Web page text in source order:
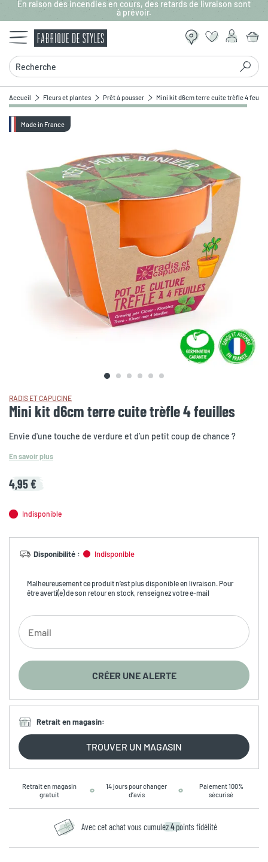
Aller au contenu principal
En raison des incendies en cours, des retards de livraison sont
à prévoir.
Recherche
Accueil Fleurs et plantes Prêt à pousser Mini kit d6cm terre cuite trèfle 4
Made in France
Zoomer sur l'image
RADIS ET CAPUCINE
Mini kit d6cm terre cuite trèfle 4 feuilles
Envie d'une touche de verdure et d’un petit coup de chance ?
En savoir plus
4,95 €
Indisponible
Disponibilité : Indisponible
Malheureusement ce produit n’est plus disponible en livraison. Pour
être averti(e) de son retour en stock, renseignez votre e-mail
CRÉER UNE ALERTE
Retrait en magasin:
TROUVER UN MAGASIN
Retrait en magasin
gratuit
14 jours pour changer
d’avis
Paiement 100%
sécurisé
Avec cet achat vous cumulez4 points fidélité